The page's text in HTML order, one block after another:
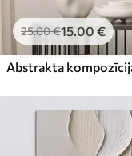
25.00€15.00 €